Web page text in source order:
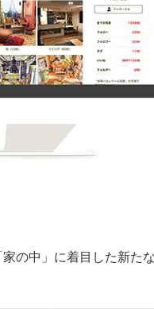
の中」に着目した新た